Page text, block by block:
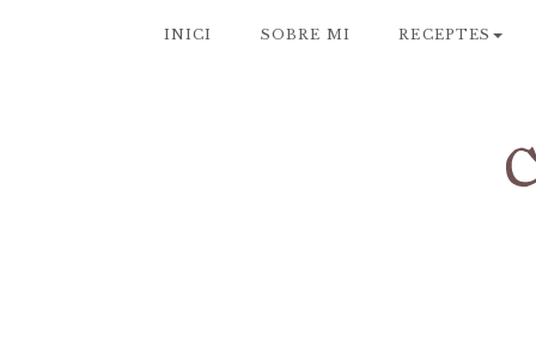
INICI SOBRE MI RECEPTES